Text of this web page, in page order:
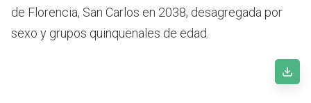
de Florencia, San Carlos en 2038, desagregada por
sexo y grupos quinquenales de edad.